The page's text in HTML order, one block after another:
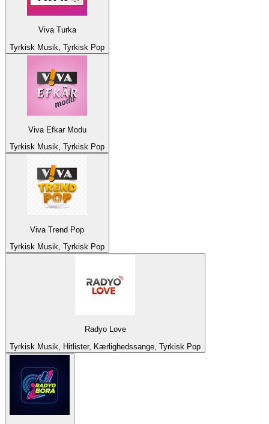
Viva Turka
Tyrkisk Musik, Tyrkisk Pop
Viva Efkar Modu
Tyrkisk Musik, Tyrkisk Pop
Viva Trend Pop
Tyrkisk Musik, Tyrkisk Pop
Radyo Love
Tyrkisk Musik, Hitlister, Kærlighedssange, Tyrkisk Pop